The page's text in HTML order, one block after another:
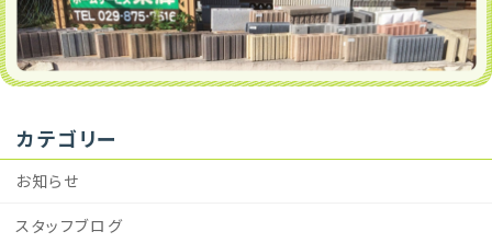
カテゴリー
お知らせ
スタッフブログ